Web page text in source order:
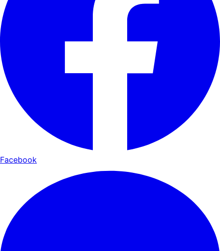
Facebook